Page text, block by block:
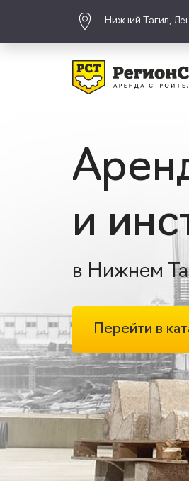
Нижний Тагил,
и
в Нижнем
Перейти в